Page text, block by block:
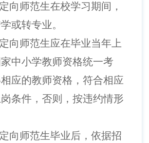
向师范生在校学习期间，
或转专业。
向师范生应在毕业当年上
中小学教师资格统一考
应的教师资格，符合相应
条件，否则，按违约情形
向师范生毕业后，依据招